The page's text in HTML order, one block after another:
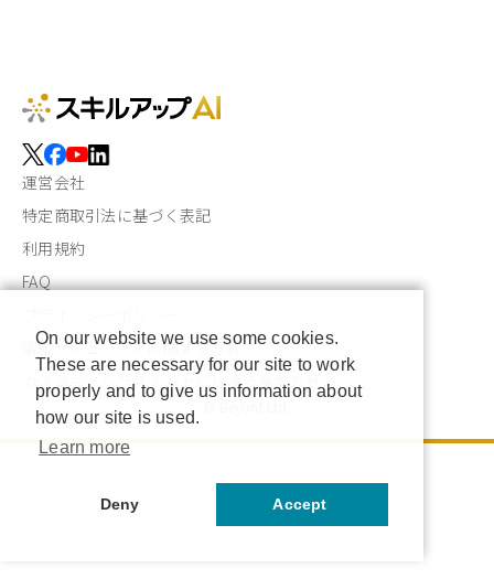
運営会社
特定商取引法に基づく表記
利用規約
FAQ
情報セキュリティに関する方針
カスタマーハラスメントに対する基本方針
On our website we use some cookies.
These are necessary for our site to work
properly and to give us information about
how our site is used.
Learn more
Deny Accept